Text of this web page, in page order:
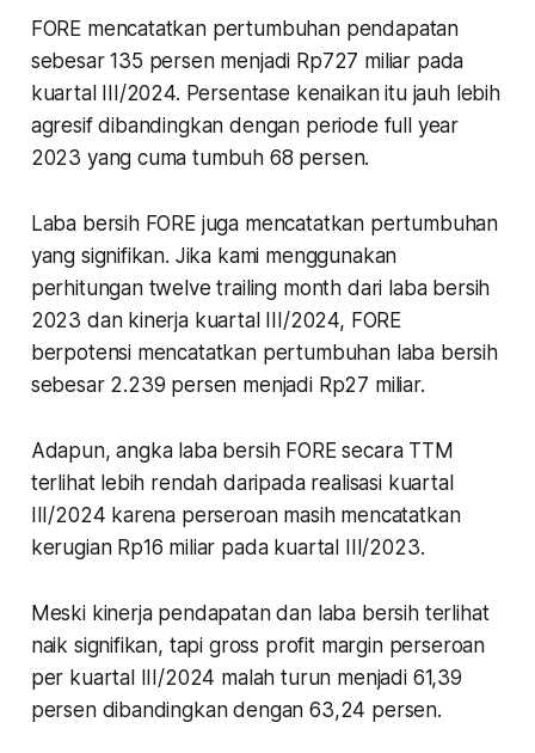
FORE mencatatkan pertumbuhan pendapatan
sebesar 135 persen menjadi Rp727 miliar pada
kuartal III/2024. Persentase kenaikan itu jauh lebih
agresif dibandingkan dengan periode full year
2023 yang cuma tumbuh 68 persen.
Laba bersih FORE juga mencatatkan pertumbuhan
yang signifikan. Jika kami menggunakan
perhitungan twelve trailing month dari laba bersih
2023 dan kinerja kuartal III/2024, FORE
berpotensi mencatatkan pertumbuhan laba bersih
sebesar 2.239 persen menjadi Rp27 miliar.
Adapun, angka laba bersih FORE secara TTM
terlihat lebih rendah daripada realisasi kuartal
III/2024 karena perseroan masih mencatatkan
kerugian Rp16 miliar pada kuartal III/2023.
Meski kinerja pendapatan dan laba bersih terlihat
naik signifikan, tapi gross profit margin perseroan
per kuartal III/2024 malah turun menjadi 61,39
persen dibandingkan dengan 63,24 persen.